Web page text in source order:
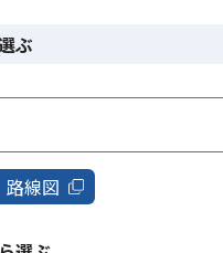
ぶ
路線図